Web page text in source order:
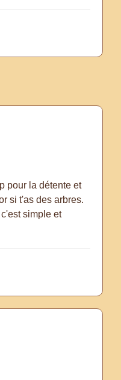
pour la détente et
si t'as des arbres.
simple et